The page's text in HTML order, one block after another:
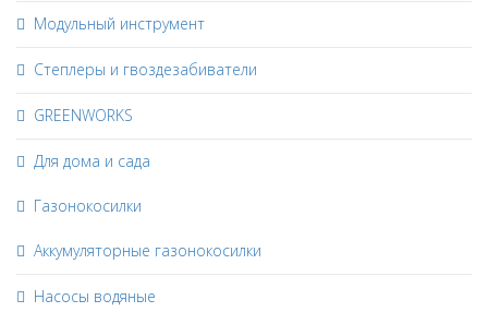
Модульный инструмент
Степлеры и гвоздезабиватели
GREENWORKS
Для дома и сада
Газонокосилки
Аккумуляторные газонокосилки
Насосы водяные